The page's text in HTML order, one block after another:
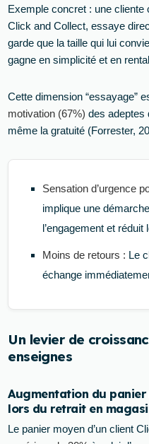
Exemple concret : une
Click and Collect, essaye
garde que la taille qui lui
gagne en simplicité et en
Cette dimension “essayage”
motivation (67%) des adeptes
même la gratuité (Forrester,
Sensation d’urgence
implique une
l’engagement et réduit
Moins de retours : Le
échange
Un levier de
enseignes
Augmentation du panier
lors du retrait en
Le panier moyen d’un client